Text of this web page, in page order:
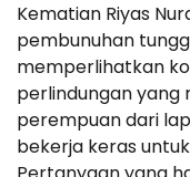
Kematian Riyas
pembunuhan
memperlihatkan
perlindungan yang
perempuan dari
bekerja keras